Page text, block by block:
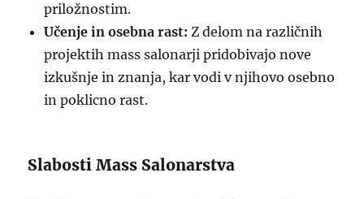
priložnostim.
Učenje in osebna rast: Z delom na različnih
projektih mass salonarji pridobivajo nove
izkušnje in znanja, kar vodi v njihovo osebno
in poklicno rast.
Slabosti Mass Salonarstva